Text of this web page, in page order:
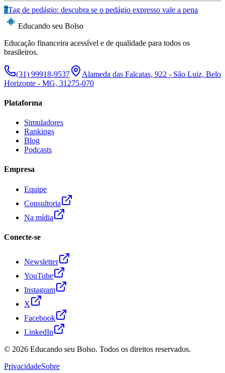
7Tag de pedágio: descubra se o pedágio expresso vale a pena
Educando seu Bolso
Educação financeira acessível e de qualidade para todos os
brasileiros.
(31) 99918-9537
Alameda das Falcatas, 922 - São Luiz, Belo
Horizonte - MG, 31275-070
Plataforma
Simuladores
Rankings
Blog
Podcasts
Empresa
Equipe
Consultoria
Na mídia
Conecte-se
Newsletter
YouTube
Instagram
X
Facebook
LinkedIn
© 2026 Educando seu Bolso. Todos os direitos reservados.
PrivacidadeSobre